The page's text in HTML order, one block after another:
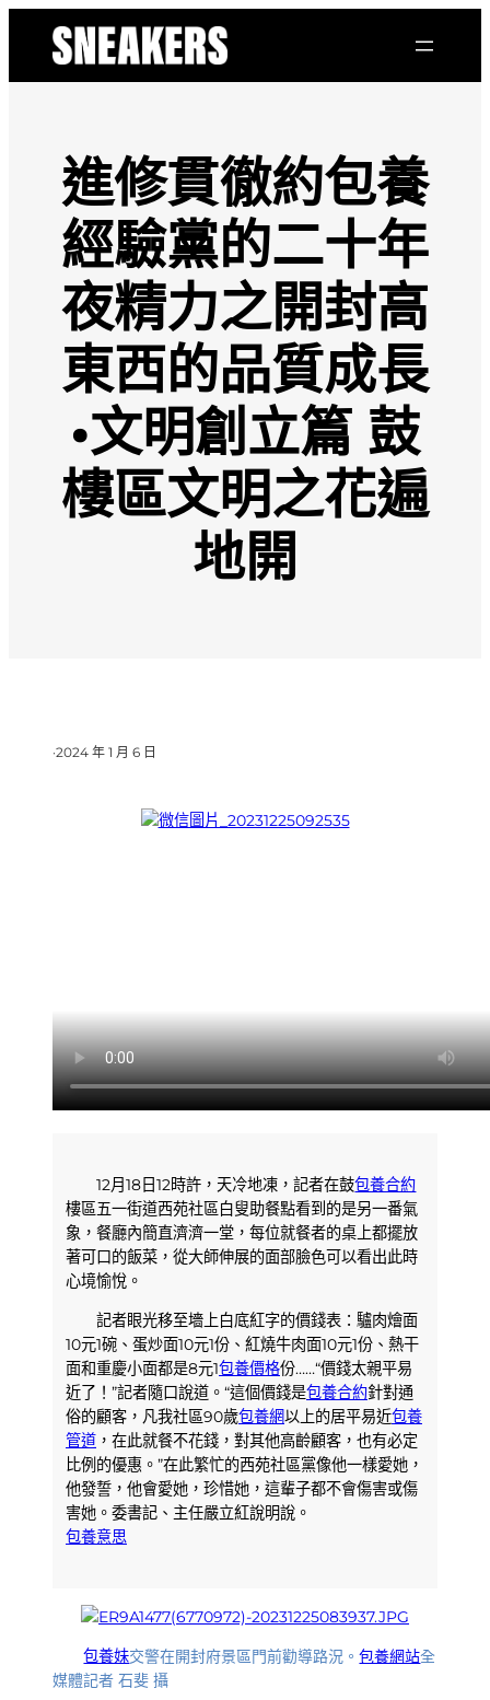
進修貫徹約包養
經驗黨的二十年
夜精力之開封高
東西的品質成長
·文明創立篇 鼓
樓區文明之花遍
地開
·2024 年 1 月 6 日
12月18日12時許，天冷地凍，記者在鼓包養合約
樓區五一街道西苑社區白叟助餐點看到的是另一番氣
象，餐廳內簡直濟濟一堂，每位就餐者的桌上都擺放
著可口的飯菜，從大師伸展的面部臉色可以看出此時
心境愉悅。
記者眼光移至墻上白底紅字的價錢表：驢肉燴面
10元1碗、蛋炒面10元1份、紅燒牛肉面10元1份、熱干
面和重慶小面都是8元1包養價格份……“價錢太親平易
近了！”記者隨口說道。“這個價錢是包養合約針對通
俗的顧客，凡我社區90歲包養網以上的居平易近包養
管道 ，在此就餐不花錢，對其他高齡顧客，也有必定
比例的優惠。”在此繁忙的西苑社區黨像他一樣愛她，
他發誓，他會愛她，珍惜她，這輩子都不會傷害或傷
害她。委書記、主任嚴立紅說明說。
包養意思
包養妹交警在開封府景區門前勸導路況。包養網站全
媒體記者 石斐 攝